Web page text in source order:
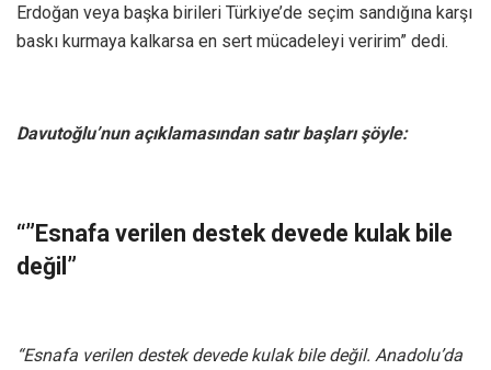
Erdoğan veya başka birileri Türkiye’de seçim sandığına karşı
baskı kurmaya kalkarsa en sert mücadeleyi veririm” dedi.
Davutoğlu’nun açıklamasından satır başları şöyle:
“”Esnafa verilen destek devede kulak bile
değil”
“Esnafa verilen destek devede kulak bile değil. Anadolu’da